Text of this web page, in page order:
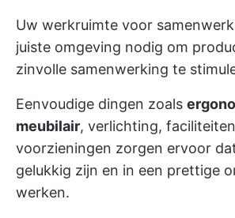
Uw werkruimte voor
juiste omgeving nodig om
zinvolle samenwerking te
Eenvoudige dingen zoals
meubilair, verlichting,
voorzieningen zorgen ervoor
gelukkig zijn en in een prettige
werken.